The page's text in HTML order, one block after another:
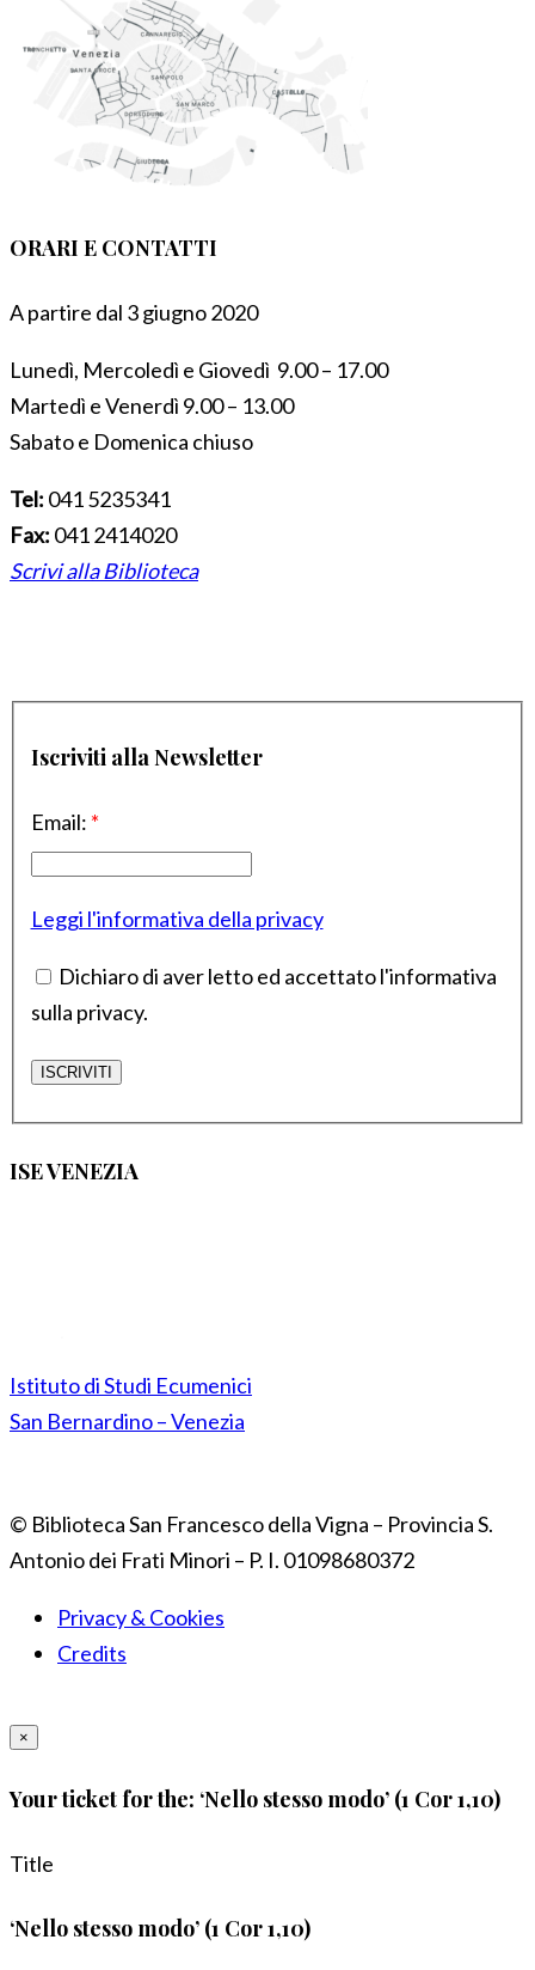
ORARI E CONTATTI
A partire dal 3 giugno 2020
Lunedì, Mercoledì e Giovedì 9.00 – 17.00
Martedì e Venerdì 9.00 – 13.00
Sabato e Domenica chiuso
Tel: 041 5235341
Fax: 041 2414020
Scrivi alla Biblioteca
Iscriviti alla Newsletter
Email: *
Leggi l'informativa della privacy
Dichiaro di aver letto ed accettato l'informativa
sulla privacy.
ISE VENEZIA
Istituto di Studi Ecumenici
San Bernardino – Venezia
© Biblioteca San Francesco della Vigna – Provincia S.
Antonio dei Frati Minori – P. I. 01098680372
Privacy & Cookies
Credits
×
Your ticket for the: ‘Nello stesso modo’ (1 Cor 1,10)
Title
‘Nello stesso modo’ (1 Cor 1,10)